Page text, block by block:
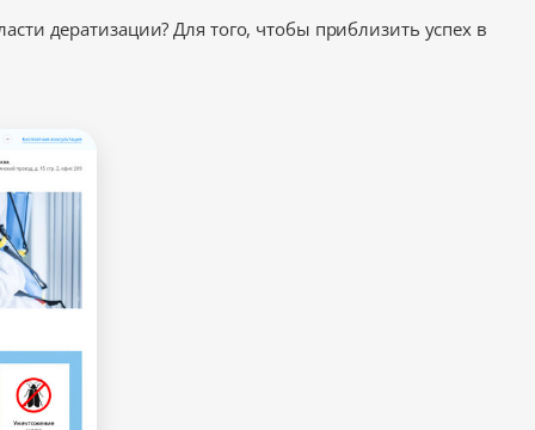
дератизации? Для того, чтобы приблизить успех в